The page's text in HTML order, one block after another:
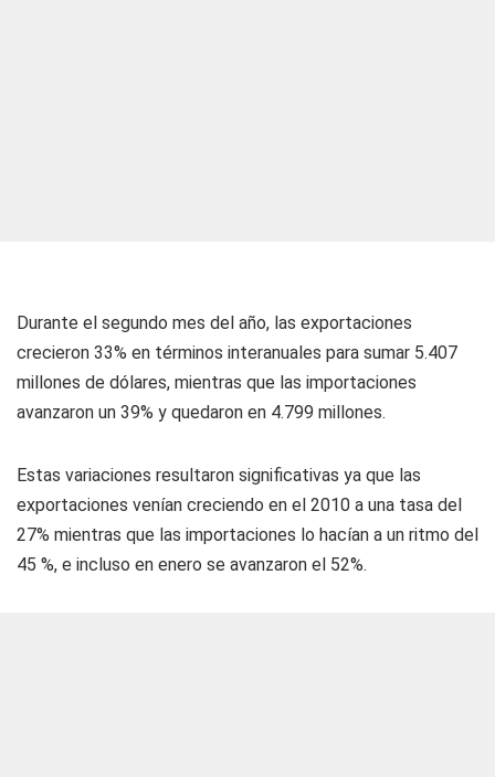
Durante el segundo mes del año, las exportaciones
crecieron 33% en términos interanuales para sumar 5.407
millones de dólares, mientras que las importaciones
avanzaron un 39% y quedaron en 4.799 millones.
Estas variaciones resultaron significativas ya que las
exportaciones venían creciendo en el 2010 a una tasa del
27% mientras que las importaciones lo hacían a un ritmo del
45 %, e incluso en enero se avanzaron el 52%.